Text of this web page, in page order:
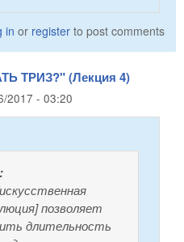
in or register to post comments
ТРИЗ?" (Лекция 4)
2017 - 03:20
позволяет
длительность